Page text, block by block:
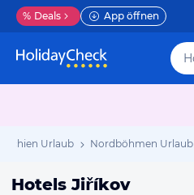
% Deals App öffnen
Urlaub Nordböhmen Urlaub
Hotels Jiříkov